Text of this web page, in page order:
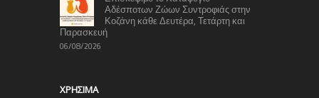
Αδέσποτων Ζώων Συντροφιάς στην
Κοζάνη κάθε Δευτέρα, Τετάρτη και
Παρασκευή
06/08/2026
ΧΡΉΣΙΜΑ